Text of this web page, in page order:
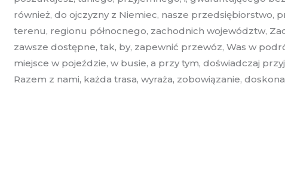
również, do ojczyzny z Niemiec, nasze przedsiębiorstwo,
terenu, regionu północnego, zachodnich województw,
zawsze dostępne, tak, by, zapewnić przewóz, Was w
miejsce w pojeździe, w busie, a przy tym, doświadczaj
Razem z nami, każda trasa, wyraża, zobowiązanie,